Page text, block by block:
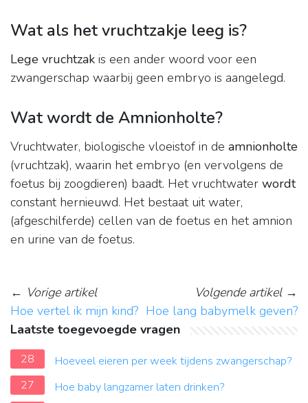
Wat als het vruchtzakje leeg is?
Lege vruchtzak is een ander woord voor een
zwangerschap waarbij geen embryo is aangelegd.
Wat wordt de Amnionholte?
Vruchtwater, biologische vloeistof in de amnionholte
(vruchtzak), waarin het embryo (en vervolgens de
foetus bij zoogdieren) baadt. Het vruchtwater wordt
constant hernieuwd. Het bestaat uit water,
(afgeschilferde) cellen van de foetus en het amnion
en urine van de foetus.
← Vorige artikel
Hoe vertel ik mijn kind?
Volgende artikel→
Hoe lang babymelk geven?
Laatste toegevoegde vragen
28
Hoeveel eieren per week tijdens zwangerschap?
27
Hoe baby langzamer laten drinken?